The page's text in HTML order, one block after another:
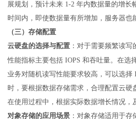
展规划，预计未来 1-2 年内数据量的增长
时间内，即使数据量有所增加，服务器
（三）存储配置
云硬盘的选择与配置 ：对于需要频繁读
性能指标主要包括 IOPS 和吞吐量。在选
业务对随机读写性能要求较高，可以选
时，要根据数据存储需求，合理配置云
在使用过程中，根据实际数据增长情况，
对象存储的应用场景 ：对象存储适用于